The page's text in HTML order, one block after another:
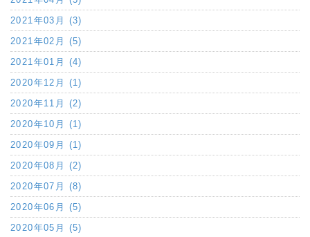
2021年03月 (3)
2021年02月 (5)
2021年01月 (4)
2020年12月 (1)
2020年11月 (2)
2020年10月 (1)
2020年09月 (1)
2020年08月 (2)
2020年07月 (8)
2020年06月 (5)
2020年05月 (5)